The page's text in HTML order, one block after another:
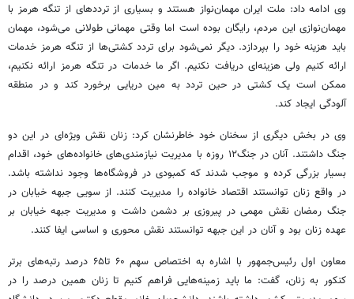
وی ادامه داد: ملت ایران مهمان‌نواز هستند و بسیاری از ترددهای از تنگه‌ هرمز با
مهمان‌نوازی این مردم، رایگان بوده است اما وقتی مهمانی طولانی می‌شود، مهمان
باید هزینه خود را بپردازد.‌ دیگر نمی‌شود برای تردد کشتی‌ها از تنگه هرمز خدمات
ارائه کنیم ولی هزینه‌ای دریافت نکنیم. اگر ما خدمات در تنگه هرمز ارائه نکنیم،
ممکن است یک کشتی در حین تردد به مین دریایی برخورد کند و در منطقه
آلودگی ایجاد کند.
وی در بخش دیگری از سخنان خود خاطرنشان کرد: زنان نقش ویژه‌ای در این دو
جنگ داشتند. آنان در جنگ۱۲ روزه با مدیریت نیازمندی‌های خانواده‌های خود، اقدام
بسیار بزرگی کرده و موجب شدند که کمبودی در فروشگاه‌ها وجود نداشته باشد.
در واقع زنان توانستند اقتصاد خانواده را مدیریت کنند. از سویی جبهه خیابان در
جنگ رمضان نقش مهمی در پیروزی بر دشمن داشت و مدیریت جبهه خیابان بر
عهده زنان بود و آنان در این جبهه توانستند نقش محوری و اساسی ایفا کنند.
معاون اول رئیس‌جمهور با اشاره به اختصاص سهم ۶۰ تا۶۵ درصد رتبه‌های برتر
کنکور به زنان، گفت: ما باید زمینه‌هایی فراهم کنیم تا زنان همین درصد را در